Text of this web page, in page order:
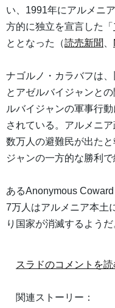
い、1991年にアルメニ
方的に独立を宣言した「
ととなった（読売新聞
ナゴルノ・カラバフは
とアゼルバイジャンと
ルバイジャンの軍事行
されている。アルメニ
数万人の避難民が出た
ジャンの一方的な勝利
あるAnonymous
7万人はアルメニア本土
り国家が消滅するようだ
スラドのコメントを読
関連ストーリー：